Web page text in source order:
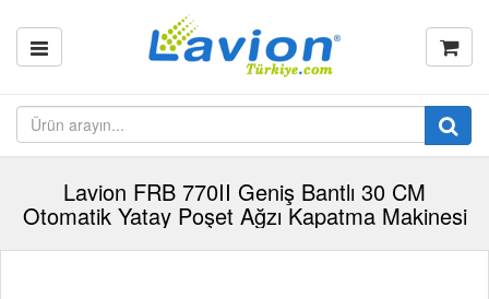
Lavion FRB 770II Geniş Bantlı 30 CM
Otomatik Yatay Poşet Ağzı Kapatma Makinesi